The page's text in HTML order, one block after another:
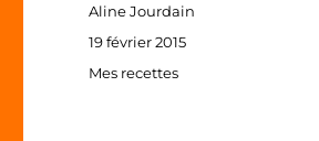
Auteur
Aline Jourdain
Publié
19 février 2015
Catégories
Mes recettes